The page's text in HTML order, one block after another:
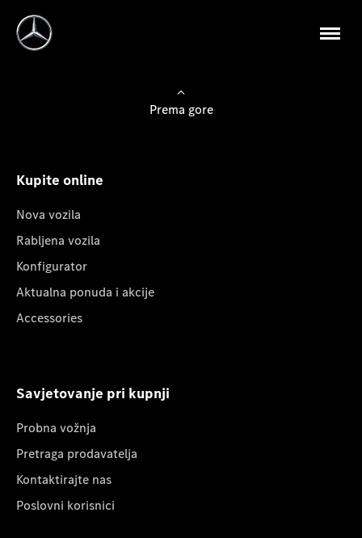
Prema gore
Kupite online
Nova vozila
Rabljena vozila
Konfigurator
Aktualna ponuda i akcije
Accessories
Savjetovanje pri kupnji
Probna vožnja
Pretraga prodavatelja
Kontaktirajte nas
Poslovni korisnici